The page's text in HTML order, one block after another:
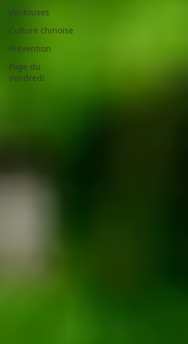
Ventouses
Culture chinoise
Prévention
Page du
Vendredi